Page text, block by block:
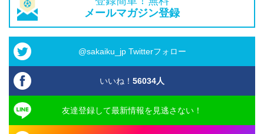
メールマガジン登録
@sakaiku_jp Twitterフォロー
いいね！ 56034人
友達登録して最新情報を見逃さない！